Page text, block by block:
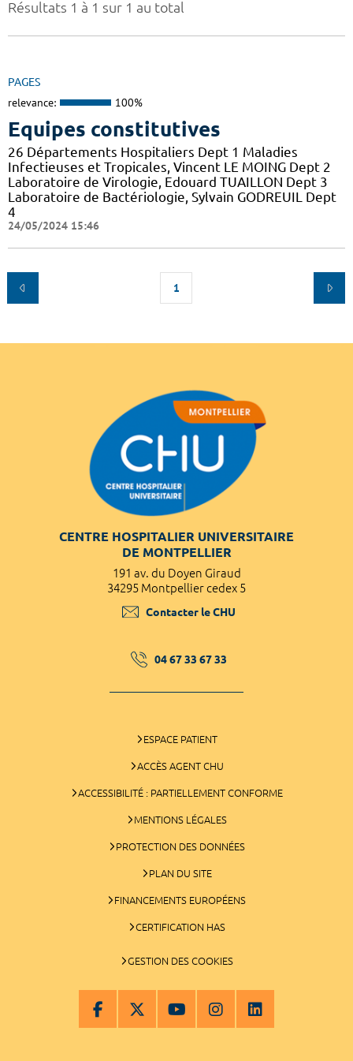
Résultats 1 à 1 sur 1 au total
PAGES
relevance: 100%
Equipes constitutives
26 Départements Hospitaliers Dept 1 Maladies
Infectieuses et Tropicales, Vincent LE MOING Dept 2
Laboratoire de Virologie, Edouard TUAILLON Dept 3
Laboratoire de Bactériologie, Sylvain GODREUIL Dept
4
24/05/2024 15:46
1
CENTRE HOSPITALIER UNIVERSITAIRE
DE MONTPELLIER
191 av. du Doyen Giraud
34295 Montpellier cedex 5
Contacter le CHU
04 67 33 67 33
ESPACE PATIENT
ACCÈS AGENT CHU
ACCESSIBILITÉ : PARTIELLEMENT CONFORME
MENTIONS LÉGALES
PROTECTION DES DONNÉES
PLAN DU SITE
FINANCEMENTS EUROPÉENS
CERTIFICATION HAS
GESTION DES COOKIES